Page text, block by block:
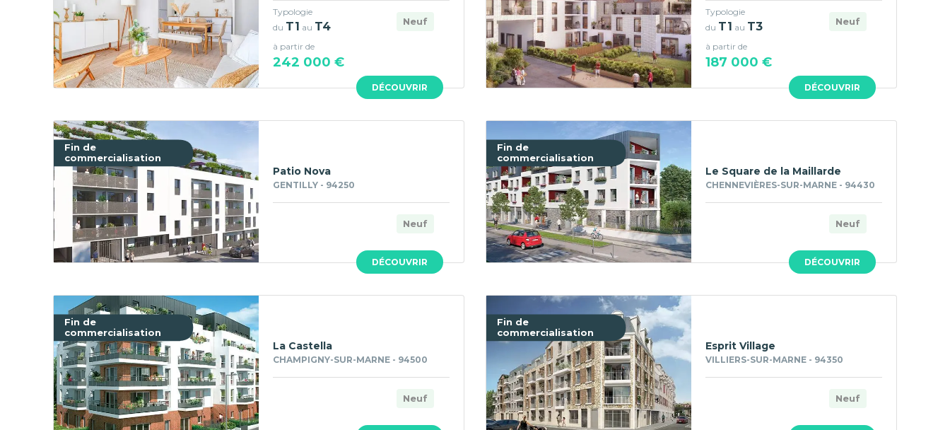
DÉCOUVRIR
Neuf
Typologie
du T1 au T4
à partir de
242 000 €
DÉCOUVRIR
Neuf
Typologie
du T1 au T3
à partir de
187 000 €
Fin de
commercialisation
DÉCOUVRIR
Patio Nova
GENTILLY - 94250
Neuf
Fin de
commercialisation
DÉCOUVRIR
Le Square de la Maillarde
CHENNEVIÈRES-SUR-MARNE - 94430
Neuf
Fin de
commercialisation
La Castella
CHAMPIGNY-SUR-MARNE - 94500
Neuf
Fin de
commercialisation
Esprit Village
VILLIERS-SUR-MARNE - 94350
Neuf